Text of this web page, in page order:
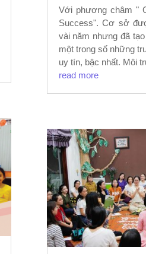
Với phương châm "
Success". Cơ sở
vài năm nhưng đã
một trong số những
uy tín, bậc nhất. Môi
read more